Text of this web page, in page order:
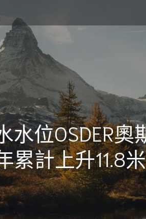
位OSDER奧
累計上升11.8米